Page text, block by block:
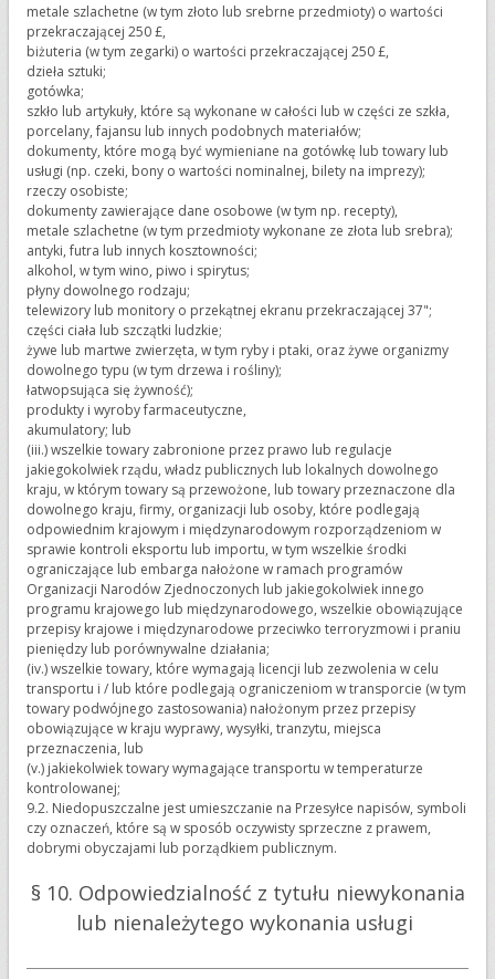
metale szlachetne (w tym złoto lub srebrne przedmioty) o wartości
przekraczającej 250 £,
biżuteria (w tym zegarki) o wartości przekraczającej 250 £,
dzieła sztuki;
gotówka;
szkło lub artykuły, które są wykonane w całości lub w części ze szkła,
porcelany, fajansu lub innych podobnych materiałów;
dokumenty, które mogą być wymieniane na gotówkę lub towary lub
usługi (np. czeki, bony o wartości nominalnej, bilety na imprezy);
rzeczy osobiste;
dokumenty zawierające dane osobowe (w tym np. recepty),
metale szlachetne (w tym przedmioty wykonane ze złota lub srebra);
antyki, futra lub innych kosztowności;
alkohol, w tym wino, piwo i spirytus;
płyny dowolnego rodzaju;
telewizory lub monitory o przekątnej ekranu przekraczającej 37";
części ciała lub szczątki ludzkie;
żywe lub martwe zwierzęta, w tym ryby i ptaki, oraz żywe organizmy
dowolnego typu (w tym drzewa i rośliny);
łatwopsująca się żywność);
produkty i wyroby farmaceutyczne,
akumulatory; lub
(iii.) wszelkie towary zabronione przez prawo lub regulacje
jakiegokolwiek rządu, władz publicznych lub lokalnych dowolnego
kraju, w którym towary są przewożone, lub towary przeznaczone dla
dowolnego kraju, firmy, organizacji lub osoby, które podlegają
odpowiednim krajowym i międzynarodowym rozporządzeniom w
sprawie kontroli eksportu lub importu, w tym wszelkie środki
ograniczające lub embarga nałożone w ramach programów
Organizacji Narodów Zjednoczonych lub jakiegokolwiek innego
programu krajowego lub międzynarodowego, wszelkie obowiązujące
przepisy krajowe i międzynarodowe przeciwko terroryzmowi i praniu
pieniędzy lub porównywalne działania;
(iv.) wszelkie towary, które wymagają licencji lub zezwolenia w celu
transportu i / lub które podlegają ograniczeniom w transporcie (w tym
towary podwójnego zastosowania) nałożonym przez przepisy
obowiązujące w kraju wyprawy, wysyłki, tranzytu, miejsca
przeznaczenia, lub
(v.) jakiekolwiek towary wymagające transportu w temperaturze
kontrolowanej;
9.2. Niedopuszczalne jest umieszczanie na Przesyłce napisów, symboli
czy oznaczeń, które są w sposób oczywisty sprzeczne z prawem,
dobrymi obyczajami lub porządkiem publicznym.
§ 10. Odpowiedzialność z tytułu niewykonania
lub nienależytego wykonania usługi